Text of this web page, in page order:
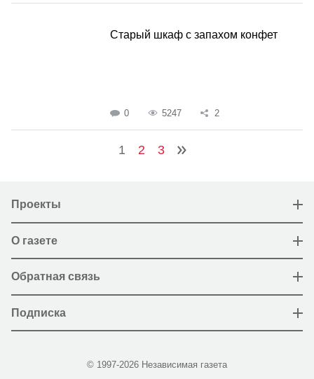
Старый шкаф с запахом конфет
0 5247 2
1 2 3
Проекты
О газете
Обратная связь
Подписка
© 1997-2026 Независимая газета